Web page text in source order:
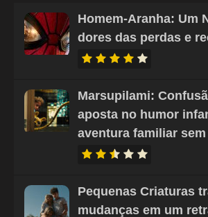
Homem-Aranha: Um
dores das perdas e
Marsupilami:
aposta no humor
aventura familiar
Pequenas Criaturas
mudanças em um